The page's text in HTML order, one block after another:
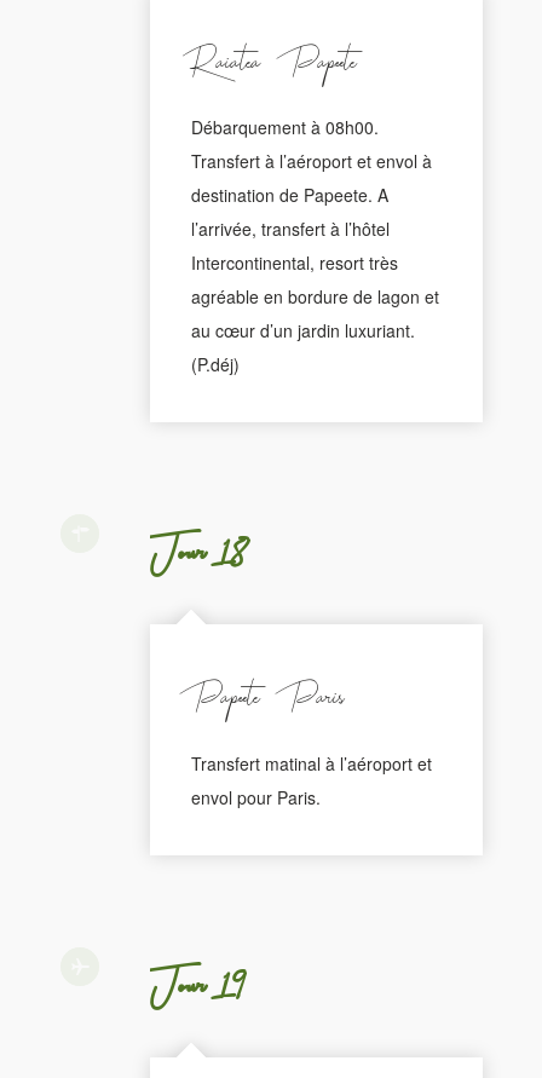
Raiatea - Papeete
Débarquement à 08h00.
Transfert à l’aéroport et envol à
destination de Papeete. A
l’arrivée, transfert à l’hôtel
Intercontinental, resort très
agréable en bordure de lagon et
au cœur d’un jardin luxuriant.
(P.déj)
Jour 18
Papeete - Paris
Transfert matinal à l’aéroport et
envol pour Paris.
Jour 19